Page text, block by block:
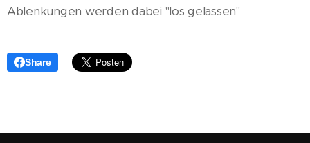
Ablenkungen werden dabei "los gelassen"
Share